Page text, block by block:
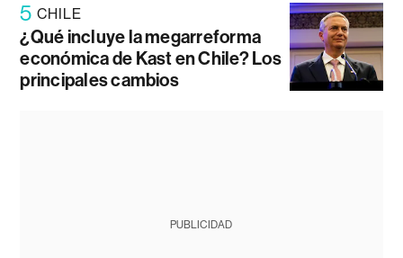
5 CHILE
¿Qué incluye la megarreforma
económica de Kast en Chile? Los
principales cambios
PUBLICIDAD